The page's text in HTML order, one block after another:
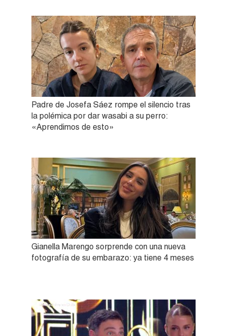
Padre de Josefa Sáez rompe el silencio tras
la polémica por dar wasabi a su perro:
«Aprendimos de esto»
Gianella Marengo sorprende con una nueva
fotografía de su embarazo: ya tiene 4 meses